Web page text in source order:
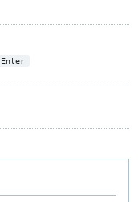
Enter